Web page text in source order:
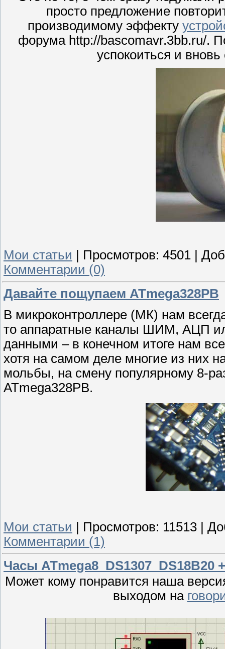
просто предложение
производимому эффекту
форума http://bascomavr.3bb.ru/.
успокоиться и
Мои статьи Просмотров: 4501
Комментарии (0)
Давайте пощупаем ATmega328PB
В микроконтроллере (МК) нам
то аппаратные каналы ШИМ, АЦП
данными – в конечном итоге нам
хотя на самом деле многие из
мольбы, на смену популярному 8-
ATmega328PB.
Мои статьи Просмотров: 11513
Комментарии (1)
Часы ATmega8_DS1307_DS18B20
Может кому понравится наша
выходом на